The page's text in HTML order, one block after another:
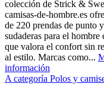
colección de Strick &
camisas-de-hombre.es
de 220 prendas de punto y
sudaderas para el hombre
que valora el confort sin
al estilo. Marcas como...
información
A categoría Polos y